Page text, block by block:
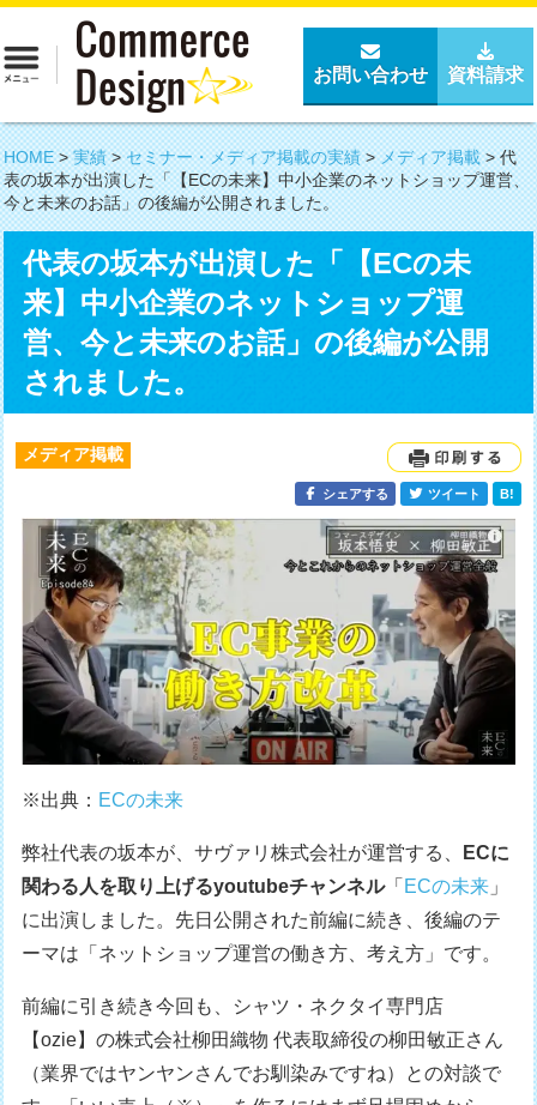
お問い合わせ 資料請求
HOME>実績>セミナー・メディア掲載の実績>メディア掲載>代
表の坂本が出演した「【ECの未来】中小企業のネットショップ運営、
今と未来のお話」の後編が公開されました。
代表の坂本が出演した「【ECの未
来】中小企業のネットショップ運
営、今と未来のお話」の後編が公開
されました。
メディア掲載
シェアする ツイート B!
※出典： ECの未来
弊社代表の坂本が、サヴァリ株式会社が運営する、
ECに
関わる人を取り上げるyoutubeチャンネル「 ECの未来 」
に出演しました。先日公開された前編に続き、後編のテ
ーマは「ネットショップ運営の働き方、考え方」です。
前編に引き続き今回も、シャツ・ネクタイ専門店
【ozie】の株式会社柳田織物 代表取締役の柳田敏正さん
（業界ではヤンヤンさんでお馴染みですね）との対談で